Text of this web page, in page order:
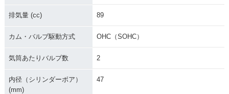
排気量 (cc) 89
カム・バルブ駆動方式 OHC（SOHC）
気筒あたりバルブ数 2
内径（シリンダーボア）
(mm)
47